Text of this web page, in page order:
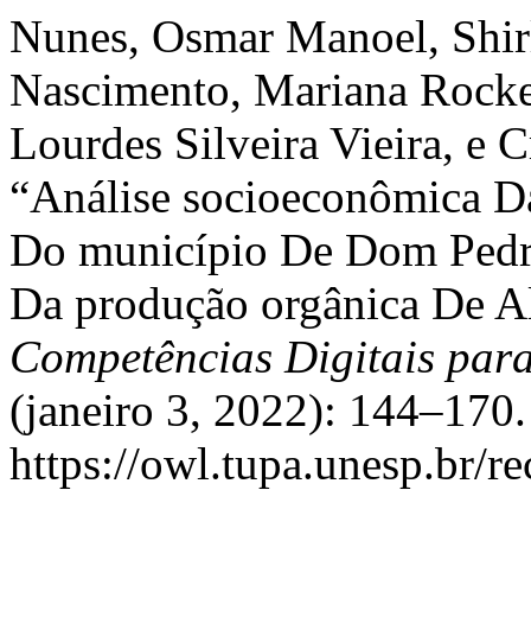
Nunes, Osmar Manoel,
Nascimento, Mariana
Lourdes Silveira Vieira, e
“Análise socioeconômica
Do município De Dom
Da produção orgânica De
Competências Digitais
(janeiro 3, 2022):
https://owl.tupa.unesp.br/